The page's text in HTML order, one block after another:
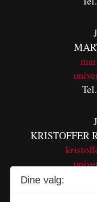
m
KRISTOFFER
Dine valg: